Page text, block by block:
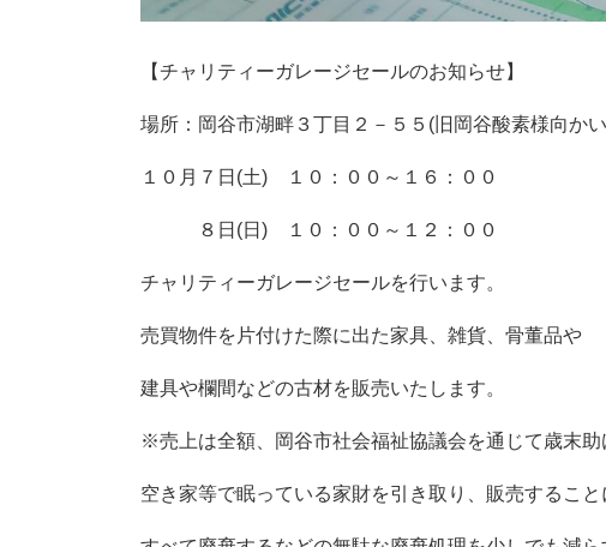
【チャリティーガレージセールのお知らせ】
場所：岡谷市湖畔３丁目２－５５(旧岡谷酸素様向か
１０月７日(土) １０：００～１６：００
８日(日) １０：００～１２：００
チャリティーガレージセールを行います。
売買物件を片付けた際に出た家具、雑貨、骨董品や
建具や欄間などの古材を販売いたします。
※売上は全額、岡谷市社会福祉協議会を通じて歳末助
空き家等で眠っている家財を引き取り、販売するこ